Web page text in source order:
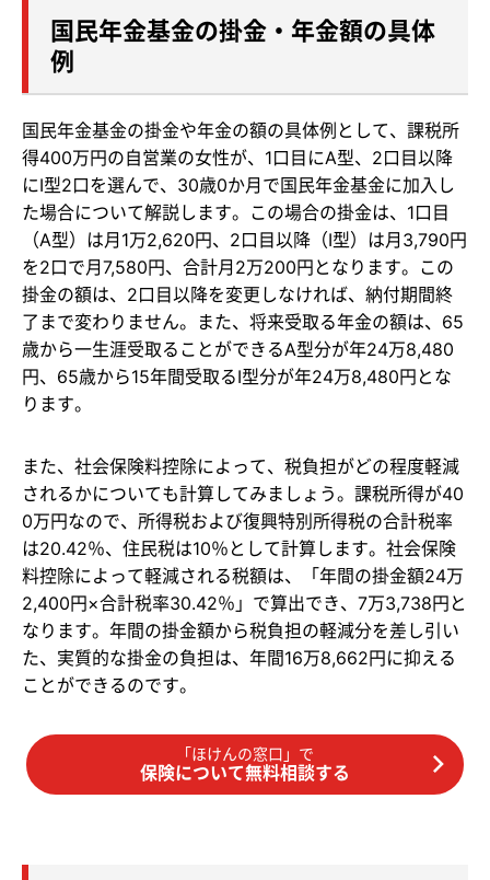
国民年金基金の掛金・年金額の具体
例
国民年金基金の掛金や年金の額の具体例として、課税所
得400万円の自営業の女性が、1口目にA型、2口目以降
にⅠ型2口を選んで、30歳0か月で国民年金基金に加入し
た場合について解説します。この場合の掛金は、1口目
（A型）は月1万2,620円、2口目以降（I型）は月3,790円
を2口で月7,580円、合計月2万200円となります。この
掛金の額は、2口目以降を変更しなければ、納付期間終
了まで変わりません。また、将来受取る年金の額は、65
歳から一生涯受取ることができるA型分が年24万8,480
円、65歳から15年間受取るI型分が年24万8,480円とな
ります。
また、社会保険料控除によって、税負担がどの程度軽減
されるかについても計算してみましょう。課税所得が40
0万円なので、所得税および復興特別所得税の合計税率
は20.42％、住民税は10％として計算します。社会保険
料控除によって軽減される税額は、「年間の掛金額24万
2,400円×合計税率30.42％」で算出でき、7万3,738円と
なります。年間の掛金額から税負担の軽減分を差し引い
た、実質的な掛金の負担は、年間16万8,662円に抑える
ことができるのです。
「ほけんの窓口」で
保険について無料相談する